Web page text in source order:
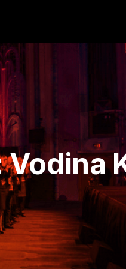
Vodina